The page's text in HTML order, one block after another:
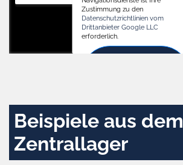
Zustimmung zu den
Datenschutzrichtlinien vom
Drittanbieter Google LLC
erforderlich.
Beispiele aus dem
Zentrallager